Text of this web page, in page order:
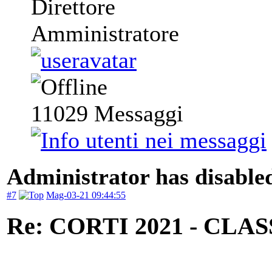
Direttore
Amministratore
11029 Messaggi
Administrator has
#7 Mag-03-21 09:44:55
Re: CORTI 2021 -